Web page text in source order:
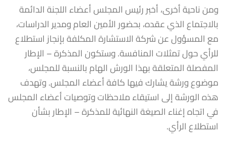
ومن ناحية أخرى، أخبر رئيس المجلس أعضاء اللجنة الدائمة
بالاجتماع الذي عقده، بحضور الأمين العام ومدير الدراسات،
مع المسؤول عن شركة الاستشارة المكلفة بإنجاز استطلاع
للرأي حول تمثلات المنافسة. وستكون المذكرة – الإطار
المفصلة المتعلقة بهذا الورش الهام بالنسبة للمجلس،
موضوع ورشة يشارك فيها كافة أعضاء المجلس. وتهدف
هذه الورشة إلى استيقاء ملاحظات وتوصيات أعضاء المجلس
في اتجاه إغناء الصيغة النهائية للمذكرة – الإطار بشأن
استطلاع الرأي.